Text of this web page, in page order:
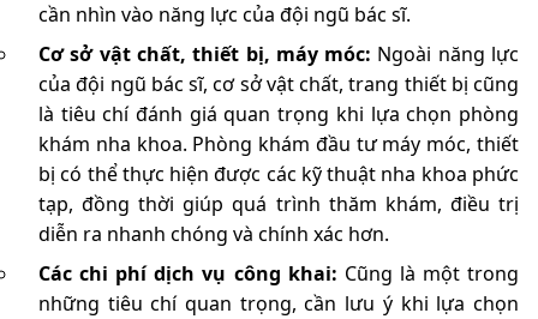
cần nhìn vào năng lực của đội ngũ bác sĩ.
Cơ sở vật chất, thiết bị, máy móc: Ngoài năng lực
của đội ngũ bác sĩ, cơ sở vật chất, trang thiết bị cũng
là tiêu chí đánh giá quan trọng khi lựa chọn phòng
khám nha khoa. Phòng khám đầu tư máy móc, thiết
bị có thể thực hiện được các kỹ thuật nha khoa phức
tạp, đồng thời giúp quá trình thăm khám, điều trị
diễn ra nhanh chóng và chính xác hơn.
Các chi phí dịch vụ công khai: Cũng là một trong
những tiêu chí quan trọng, cần lưu ý khi lựa chọn